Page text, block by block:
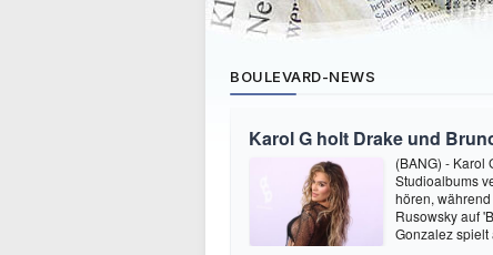
BOULEVARD-NEWS
Karol G holt Drake und
(BANG) - Karol
Studioalbums
hören,
Rusowsky auf
Gonzalez spielt